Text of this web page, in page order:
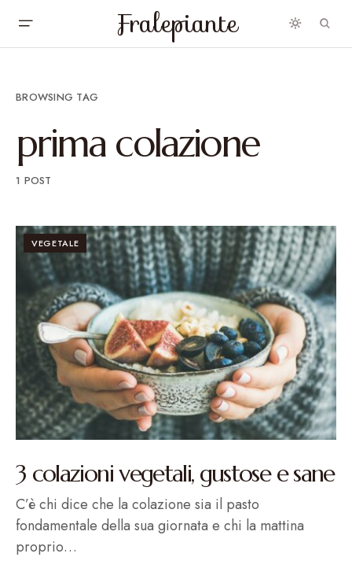
Fralepiante
BROWSING TAG
prima colazione
1 POST
VEGETALE
3 colazioni vegetali, gustose e sane
C’è chi dice che la colazione sia il pasto
fondamentale della sua giornata e chi la mattina
proprio…